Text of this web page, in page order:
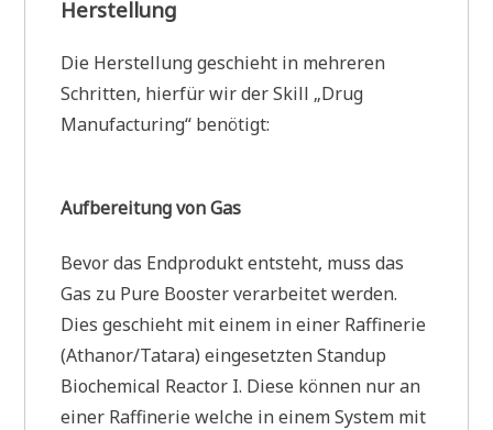
Herstellung
Die Herstellung geschieht in mehreren
Schritten, hierfür wir der Skill „Drug
Manufacturing“ benötigt:
Aufbereitung von Gas
Bevor das Endprodukt entsteht, muss das
Gas zu Pure Booster verarbeitet werden.
Dies geschieht mit einem in einer Raffinerie
(Athanor/Tatara) eingesetzten Standup
Biochemical Reactor I. Diese können nur an
einer Raffinerie welche in einem System mit